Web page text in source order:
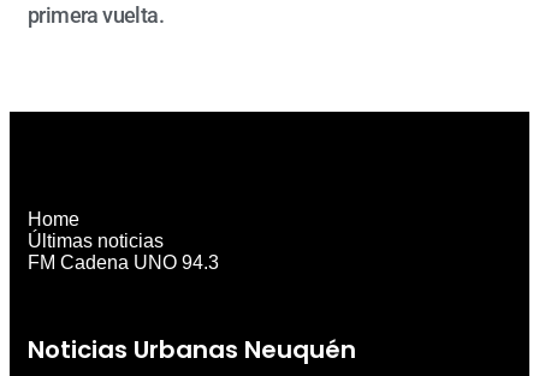
primera vuelta.
Noticias Urbanas Neuquén
Home
Últimas noticias
FM Cadena UNO 94.3